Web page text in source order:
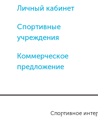
Спортивное
Личный кабинет
Спортивные
учреждения
Коммерческое
предложение